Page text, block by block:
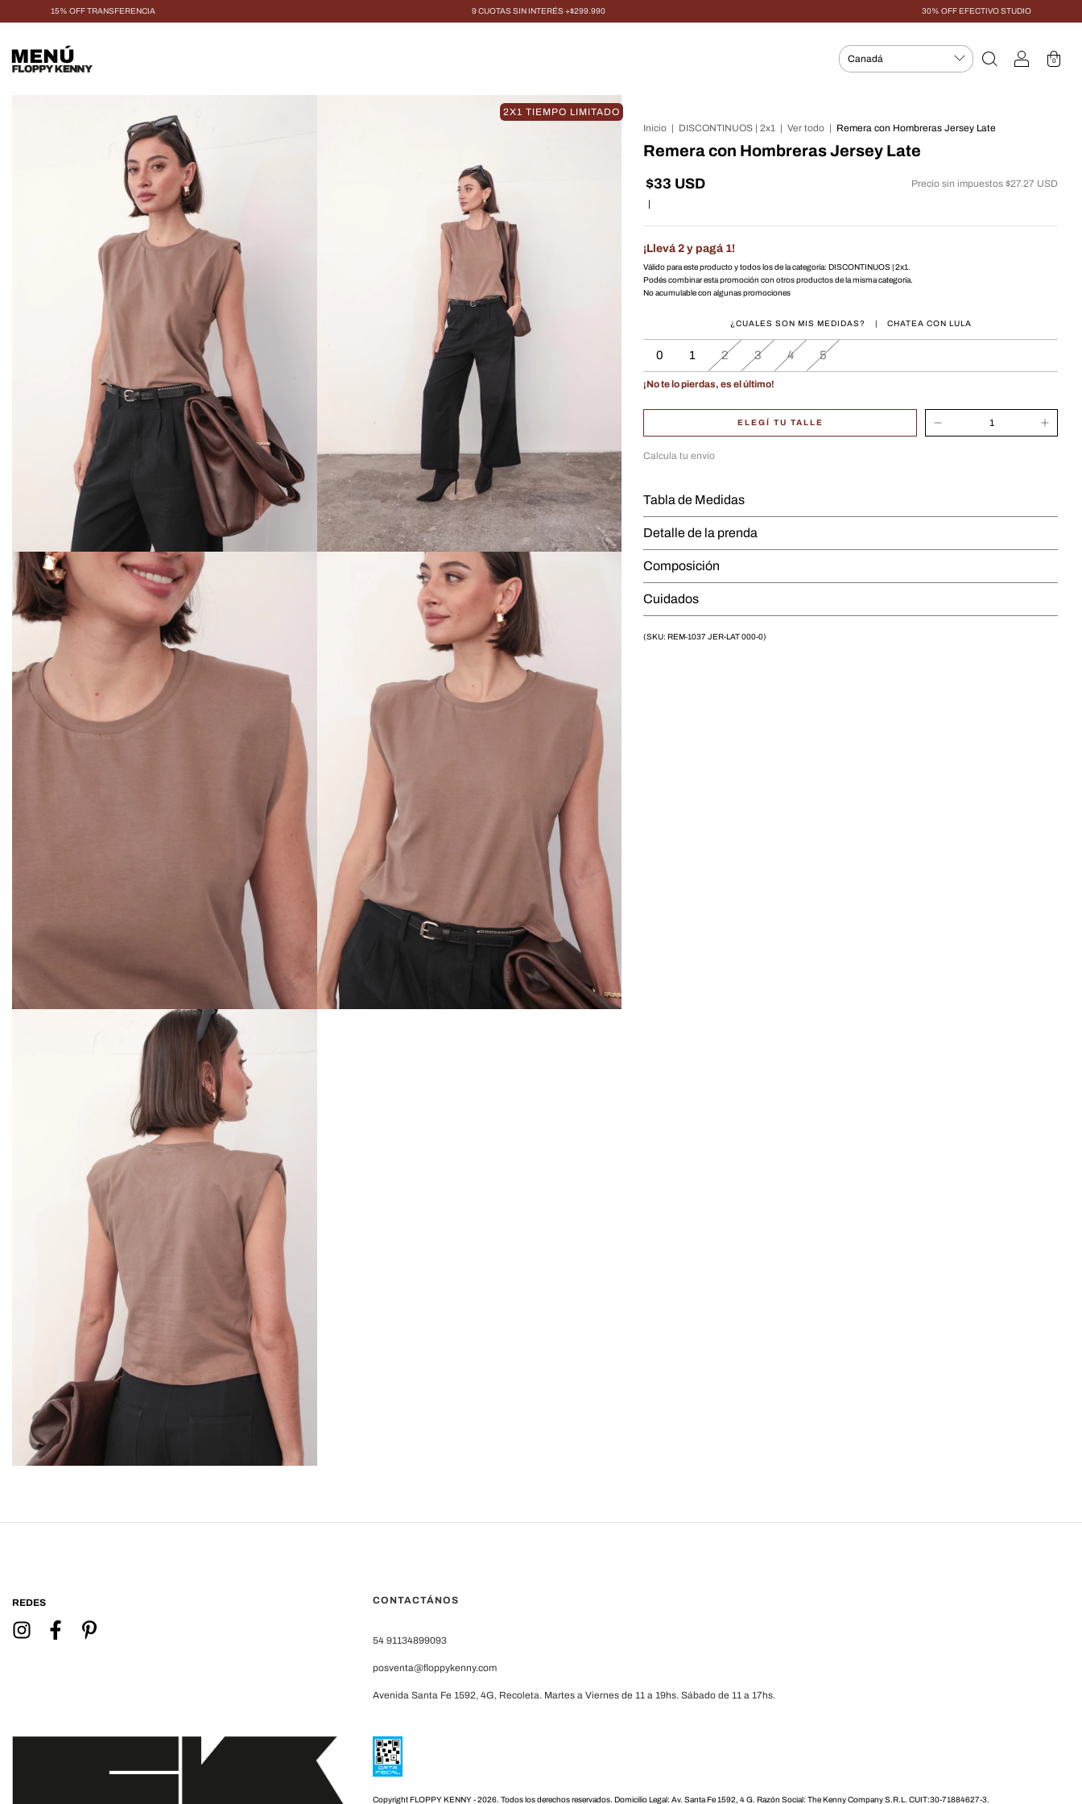
15% OFF TRANSFERENCIA 9 CUOTAS SIN INTERÉS +$299.990 30% OFF EFECTIVO STUDIO
MENÚ 0
2X1 TIEMPO LIMITADO
Inicio | DISCONTINUOS | 2x1 | Ver todo | Remera con Hombreras Jersey Late
Remera con Hombreras Jersey Late
$33 USD Precio sin impuestos $27.27 USD
|
¡Llevá 2 y pagá 1!
Válido para este producto y todos los de la categoría: DISCONTINUOS | 2x1.
Podés combinar esta promoción con otros productos de la misma categoría.
No acumulable con algunas promociones
0 1 2 3 4 5
¿CUALES SON MIS MEDIDAS? | CHATEA CON LULA
¡No te lo pierdas, es el último!
ELEGÍ TU TALLE
Calcula tu envío
Tabla de Medidas
Detalle de la prenda
Composición
Cuidados
(SKU: REM-1037 JER-LAT 000-0)
REDES CONTACTÁNOS
54 91134899093
posventa@floppykenny.com
Avenida Santa Fe 1592, 4G, Recoleta. Martes a Viernes de 11 a 19hs. Sábado de 11 a 17hs.
Copyright FLOPPY KENNY - 2026. Todos los derechos reservados.